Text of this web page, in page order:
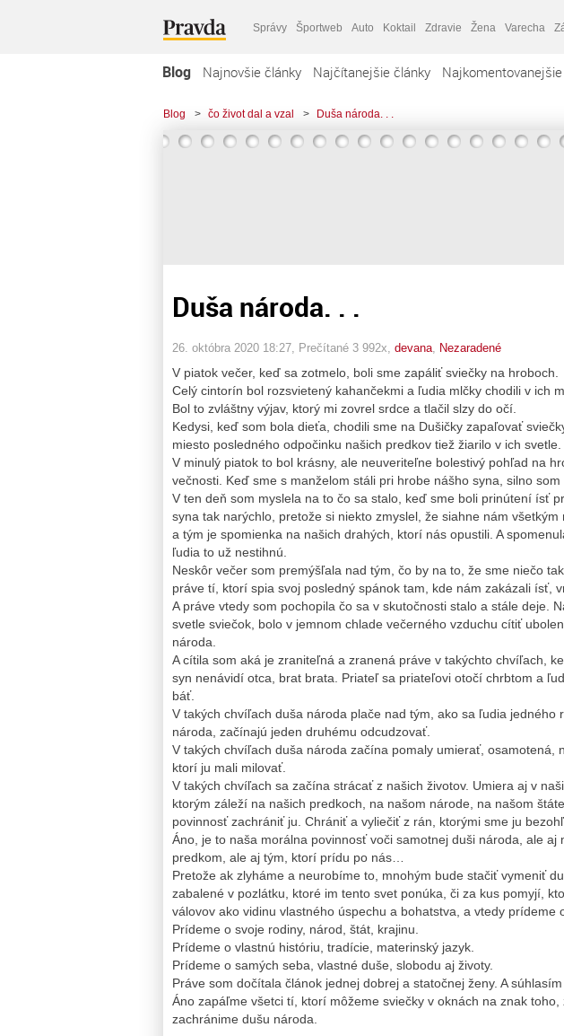
Správy Športweb Auto Koktail Zdravie Žena Varecha
Blog Najnovšie články Najčítanejšie články
Blog > čo život dal a vzal > Duša národa. . .
Duša národa. . .
26. októbra 2020 18:27 , Prečítané 3 992x, devana Nezaradené
V piatok večer, keď sa zotmelo, boli sme zapáliť sviečky na hroboch.
Celý cintorín bol rozsvietený kahančekmi a ľudia mlčky chodili v ich
Bol to zvláštny výjav, ktorý mi zovrel srdce a tlačil slzy do očí.
Kedysi, keď som bola dieťa, chodili sme na Dušičky zapaľovať
miesto posledného odpočinku našich predkov tiež žiarilo v ich svetle.
V minulý piatok to bol krásny, ale neuveriteľne bolestivý pohľad na
večnosti. Keď sme s manželom stáli pri hrobe nášho syna, silno som
V ten deň som myslela na to čo sa stalo, keď sme boli prinútení ísť
syna tak narýchlo, pretože si niekto zmyslel, že siahne nám všetkým
a tým je spomienka na našich drahých, ktorí nás opustili. A
ľudia to už nestihnú.
Neskôr večer som premýšľala nad tým, čo by na to, že sme niečo
práve tí, ktorí spia svoj posledný spánok tam, kde nám zakázali ísť,
A práve vtedy som pochopila čo sa v skutočnosti stalo a stále deje.
svetle sviečok, bolo v jemnom chlade večerného vzduchu cítiť
národa.
A cítila som aká je zraniteľná a zranená práve v takýchto chvíľach,
syn nenávidí otca, brat brata. Priateľ sa priateľovi otočí chrbtom a
báť.
V takých chvíľach duša národa plače nad tým, ako sa ľudia jedného
národa, začínajú jeden druhému odcudzovať.
V takých chvíľach duša národa začína pomaly umierať, osamotená,
ktorí ju mali milovať.
V takých chvíľach sa začína strácať z našich životov. Umiera aj v
ktorým záleží na našich predkoch, na našom národe, na našom
povinnosť zachrániť ju. Chrániť a vyliečiť z rán, ktorými sme ju
Áno, je to naša morálna povinnosť voči samotnej duši národa, ale aj
predkom, ale aj tým, ktorí prídu po nás…
Pretože ak zlyháme a neurobíme to, mnohým bude stačiť vymeniť
zabalené v pozlátku, ktoré im tento svet ponúka, či za kus pomyjí,
válovov ako vidinu vlastného úspechu a bohatstva, a vtedy prídeme
Prídeme o svoje rodiny, národ, štát, krajinu.
Prídeme o vlastnú históriu, tradície, materinský jazyk.
Prídeme o samých seba, vlastné duše, slobodu aj životy.
Práve som dočítala článok jednej dobrej a statočnej ženy. A súhlasím
Áno zapáľme všetci tí, ktorí môžeme sviečky v oknách na znak
zachránime dušu národa.